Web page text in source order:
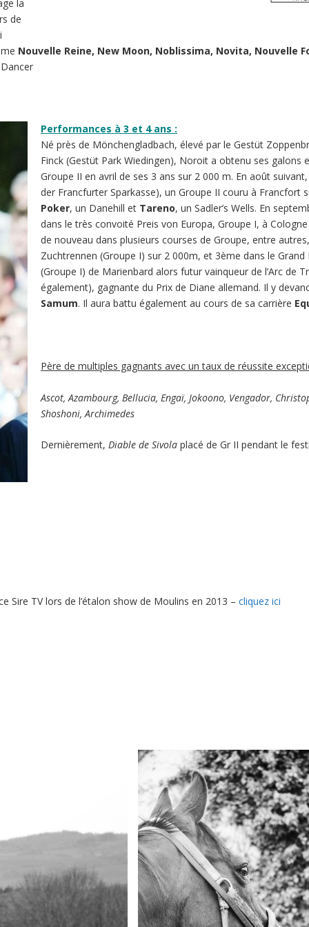
la
de
Nouvelle Reine, New Moon, Noblissima, Novita, Nouvelle
Performances à 3 et 4 ans :
Né près de Mönchengladbach, élevé par le Gestüt
Finck (Gestüt Park Wiedingen), Noroit a obtenu ses
Groupe II en avril de ses 3 ans sur 2 000 m. En août
der Francfurter Sparkasse), un Groupe II couru à Francfort
Poker, un Danehill et Tareno, un Sadler’s Wells. En
dans le très convoité Preis von Europa, Groupe I, à
de nouveau dans plusieurs courses de Groupe, entre
Zuchtrennen (Groupe I) sur 2 000m, et 3ème dans le
(Groupe I) de Marienbard alors futur vainqueur de l’Arc de
également), gagnante du Prix de Diane allemand. Il y
Samum. Il aura battu également au cours de sa carrière
Père de multiples gagnants avec un taux de réussite
Ascot, Azambourg, Bellucia, Engaï, Jokoono, Vengador,
Shoshoni, Archimedes
Dernièrement, Diable de Sivola placé de Gr II pendant le
Sire TV lors de l’étalon show de Moulins en 2013 – cliquez ici